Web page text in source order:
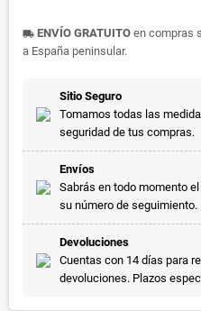
local_shipping ENVÍO GRATUITO en compras
a España peninsular.
Sitio Seguro
Tomamos todas las
seguridad de tus compras.
Envíos
Sabrás en todo momento
su número de seguimiento.
Devoluciones
Cuentas con 14 días para
devoluciones. Plazos